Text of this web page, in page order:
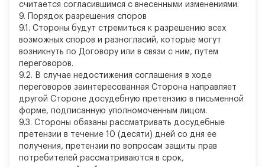
считается согласившимся с внесенными изменениями.
9. Порядок разрешения споров
9.1. Стороны будут стремиться к разрешению всех
возможных споров и разногласий, которые могут
возникнуть по Договору или в связи с ним, путем
переговоров.
9.2. В случае недостижения соглашения в ходе
переговоров заинтересованная Сторона направляет
другой Стороне досудебную претензию в письменной
форме, подписанную уполномоченным лицом.
9.3. Стороны обязаны рассматривать досудебные
претензии в течение 10 (десяти) дней со дня ее
получения, претензии по вопросам защиты прав
потребителей рассматриваются в срок,